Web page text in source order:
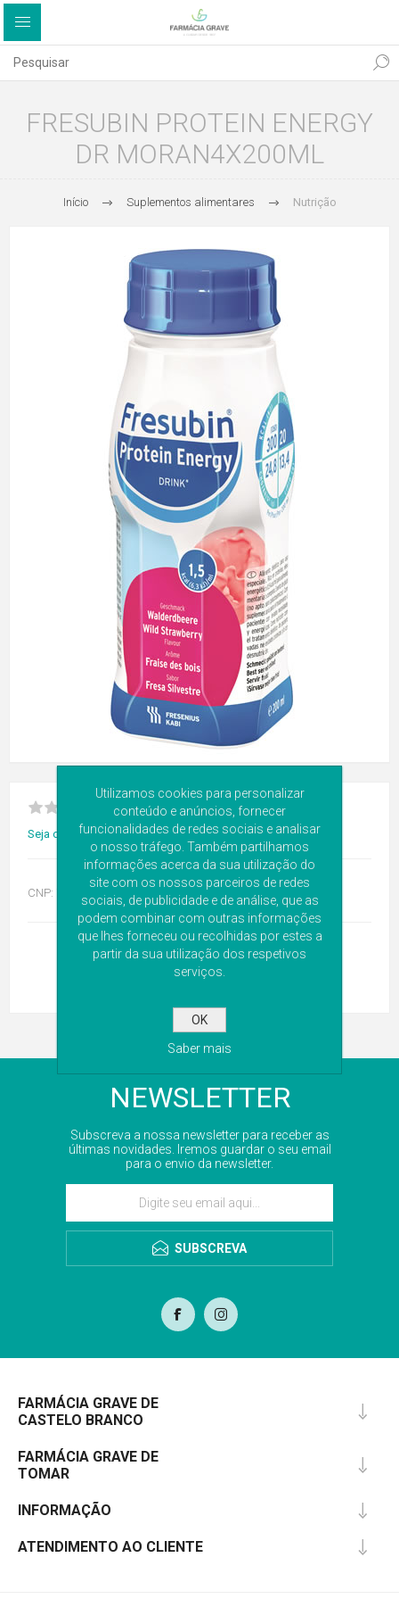
FRESUBIN PROTEIN ENERGY
DR MORAN4X200ML
Início Suplementos alimentares Nutrição
Seja o primeiro a avaliar este produto
CNP:
NEWSLETTER
Subscreva a nossa newsletter para receber as
últimas novidades. Iremos guardar o seu email
para o envio da newsletter.
SUBSCREVA
FARMÁCIA GRAVE DE
CASTELO BRANCO
FARMÁCIA GRAVE DE
TOMAR
INFORMAÇÃO
ATENDIMENTO AO CLIENTE
Utilizamos cookies para personalizar
conteúdo e anúncios, fornecer
funcionalidades de redes sociais e analisar
o nosso tráfego. Também partilhamos
informações acerca da sua utilização do
site com os nossos parceiros de redes
sociais, de publicidade e de análise, que as
podem combinar com outras informações
que lhes forneceu ou recolhidas por estes a
partir da sua utilização dos respetivos
serviços.
OK
Saber mais